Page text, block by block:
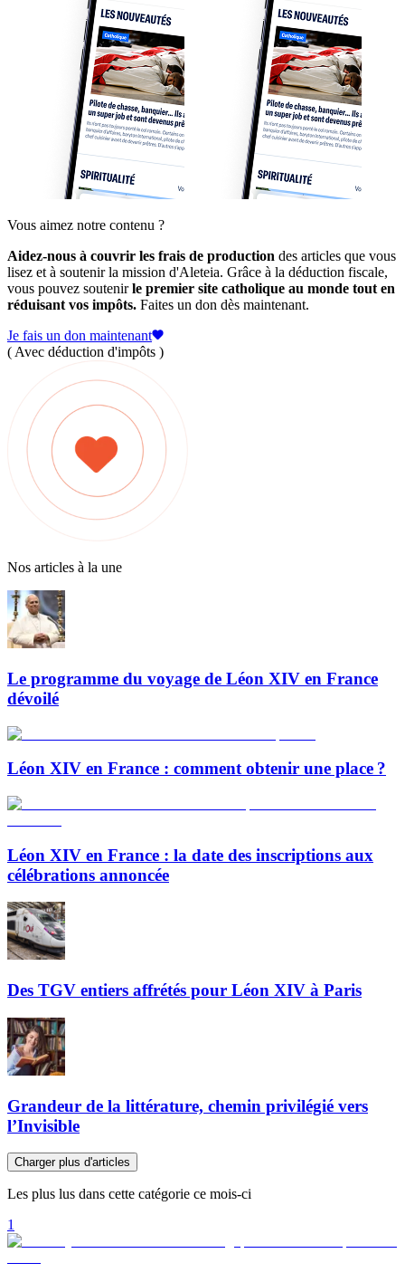
Vous aimez notre contenu ?
Aidez-nous à couvrir les frais de production des articles que vous
lisez et à soutenir la mission d'Aleteia. Grâce à la déduction fiscale,
vous pouvez soutenirle premier site catholique au monde tout en
réduisant vos impôts. Faites un don dès maintenant.
Je fais un don maintenant
( Avec déduction d'impôts )
Nos articles à la une
Le programme du voyage de Léon XIV en France
dévoilé
Léon XIV en France : comment obtenir une place ?
Léon XIV en France : la date des inscriptions aux
célébrations annoncée
Des TGV entiers affrétés pour Léon XIV à Paris
Grandeur de la littérature, chemin privilégié vers
l’Invisible
Charger plus d'articles
Les plus lus dans cette catégorie ce mois-ci
1